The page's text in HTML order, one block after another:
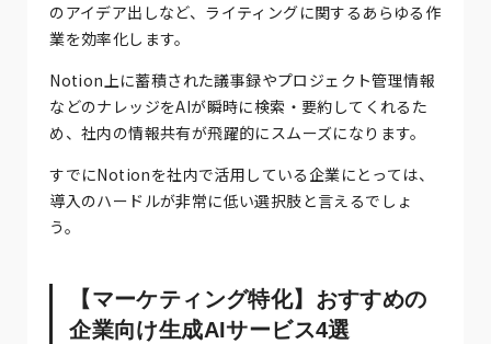
のアイデア出しなど、ライティングに関するあらゆる作
業を効率化します。
Notion上に蓄積された議事録やプロジェクト管理情報
などのナレッジをAIが瞬時に検索・要約してくれるた
め、社内の情報共有が飛躍的にスムーズになります。
すでにNotionを社内で活用している企業にとっては、
導入のハードルが非常に低い選択肢と言えるでしょ
う。
【マーケティング特化】おすすめの
企業向け生成AIサービス4選